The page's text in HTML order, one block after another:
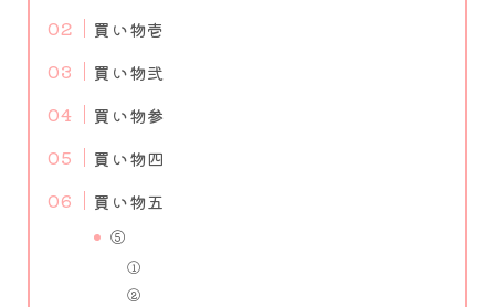
買い物壱
買い物弐
買い物参
買い物四
買い物五
⑤
①
②